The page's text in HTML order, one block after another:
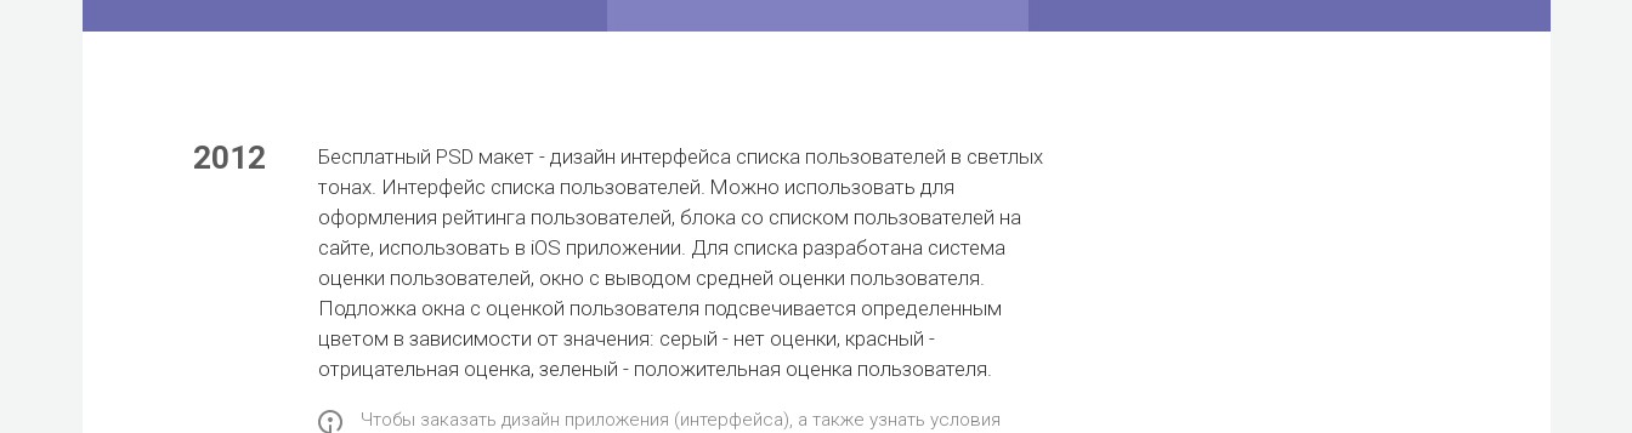
2012
Бесплатный PSD макет - дизайн интерфейса списка пользователей в светлых
тонах. Интерфейс списка пользователей. Можно использовать для
оформления рейтинга пользователей, блока со списком пользователей на
сайте, использовать в iOS приложении. Для списка разработана система
оценки пользователей, окно с выводом средней оценки пользователя.
Подложка окна с оценкой пользователя подсвечивается определенным
цветом в зависимости от значения: серый - нет оценки, красный -
отрицательная оценка, зеленый - положительная оценка пользователя.
Чтобы заказать дизайн приложения (интерфейса), а также узнать условия